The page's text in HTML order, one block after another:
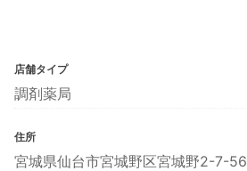
店舗タイプ
調剤薬局
住所
宮城県仙台市宮城野区宮城野2-7-56